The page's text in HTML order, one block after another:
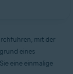
mit der
eines
eine einmalige